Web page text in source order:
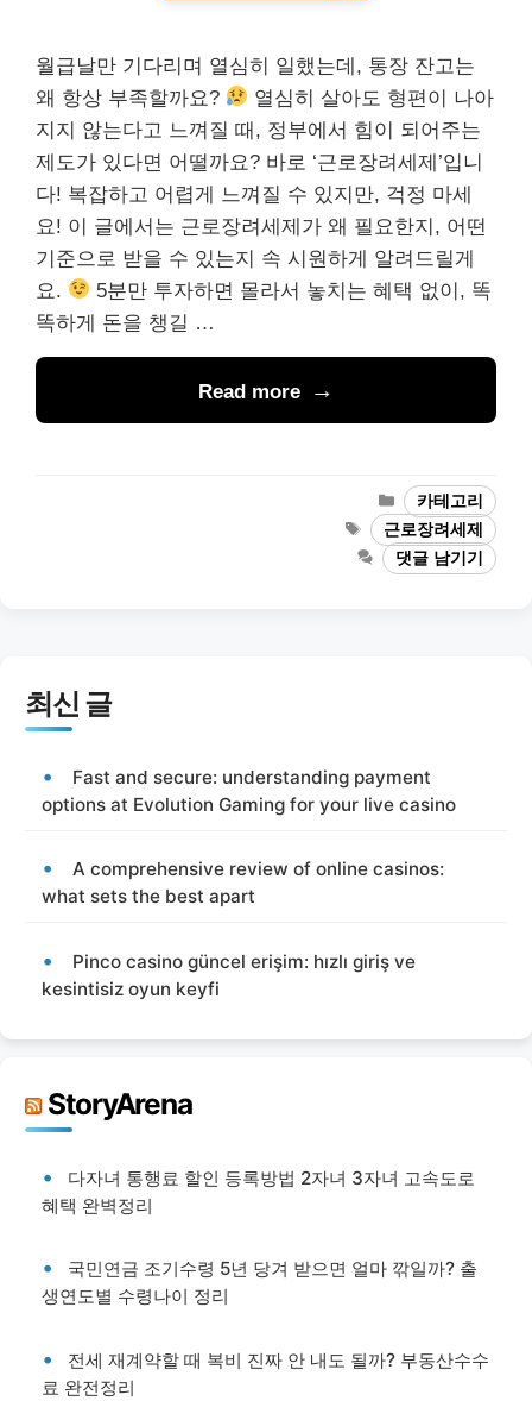
월급날만 기다리며 열심히 일했는데, 통장 잔고는
왜 항상 부족할까요?
열심히 살아도 형편이 나아
지지 않는다고 느껴질 때, 정부에서 힘이 되어주는
제도가 있다면 어떨까요? 바로 ‘근로장려세제’입니
다! 복잡하고 어렵게 느껴질 수 있지만, 걱정 마세
요! 이 글에서는 근로장려세제가 왜 필요한지, 어떤
기준으로 받을 수 있는지 속 시원하게 알려드릴게
요.
5분만 투자하면 몰라서 놓치는 혜택 없이, 똑
똑하게 돈을 챙길 …
Read more
카
테
고
리
카테고리
태
그
근로장려세제
댓글 남기기
최신 글
Fast and secure: understanding payment
options at Evolution Gaming for your live casino
A comprehensive review of online casinos:
what sets the best apart
Pinco casino güncel erişim: hızlı giriş ve
kesintisiz oyun keyfi
StoryArena
다자녀 통행료 할인 등록방법 2자녀 3자녀 고속도로
혜택 완벽정리
국민연금 조기수령 5년 당겨 받으면 얼마 깎일까? 출
생연도별 수령나이 정리
전세 재계약할 때 복비 진짜 안 내도 될까? 부동산수수
료 완전정리